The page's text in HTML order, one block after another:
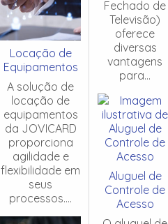
Locação de
Equipamentos
A solução de
locação de
equipamentos
da JOVICARD
proporciona
agilidade e
flexibilidade em
seus
processos....
Fechado de
Televisão)
oferece
diversas
vantagens
para...
Aluguel de
Controle de
Acesso